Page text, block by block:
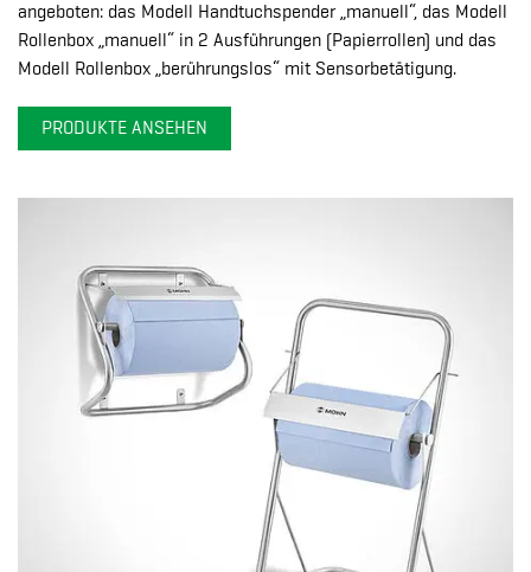
angeboten: das Modell Handtuchspender „manuell“, das Modell
Rollenbox „manuell“ in 2 Ausführungen (Papierrollen) und das
Modell Rollenbox „berührungslos“ mit Sensorbetätigung.
PRODUKTE ANSEHEN